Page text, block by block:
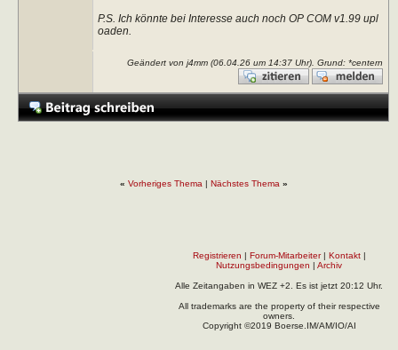
P.S. Ich könnte bei Interesse auch noch OP COM v1.99 upl
oaden.
Geändert von j4mm (06.04.26 um 14:37Uhr). Grund: *centern
« Vorheriges Thema | Nächstes Thema »
Registrieren | Forum-Mitarbeiter| Kontakt|
Nutzungsbedingungen | Archiv
Alle Zeitangaben in WEZ +2. Es ist jetzt 20:12 Uhr.
All trademarks are the property of their respective
owners.
Copyright ©2019 Boerse.IM/AM/IO/AI